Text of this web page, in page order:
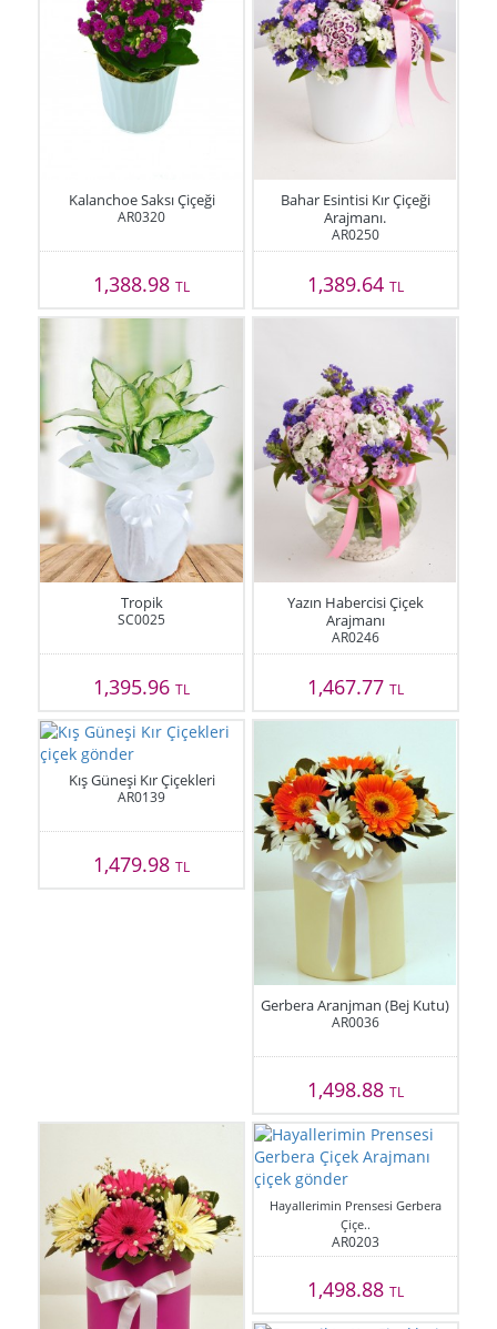
Kalanchoe Saksı Çiçeği
AR0320
1,388.98TL
Bahar Esintisi Kır Çiçeği
Arajmanı.
AR0250
1,389.64 TL
Tropik
SC0025
1,395.96TL
Yazın Habercisi Çiçek
Arajmanı
AR0246
1,467.77 TL
Kış Güneşi Kır Çiçekleri
AR0139
1,479.98TL
Gerbera Aranjman (Bej Kutu)
AR0036
1,498.88 TL
Hayallerimin Prensesi Gerbera
Çiçe..
AR0203
1,498.88 TL